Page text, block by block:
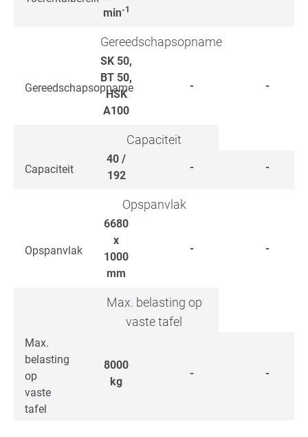
min-1
Gereedschapsopname
Gereedschapsopname
SK 50,
BT 50,
HSK
A100
- -
Capaciteit
Capaciteit
40 /
192
- -
Opspanvlak
Opspanvlak
6680
x
1000
mm
- -
Max. belasting op
vaste tafel
Max.
belasting
op
vaste
tafel
8000
kg
- -